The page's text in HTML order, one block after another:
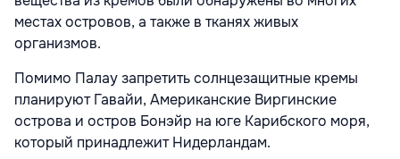
местах островов, а также в тканях живых
организмов.
Помимо Палау запретить солнцезащитные кремы
планируют Гавайи, Американские Виргинские
острова и остров Бонэйр на юге Карибского моря,
который принадлежит Нидерландам.